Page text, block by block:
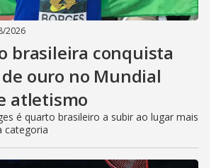
2026
brasileira conquista
ouro no Mundial
atletismo
é quarto brasileiro a subir ao lugar mais
categoria